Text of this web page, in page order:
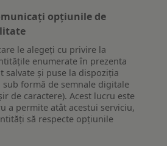
opțiunile de
le alegeți cu privire la
enumerate în prezenta
salvate și puse la dispoziția
formă de semnale digitale
de caractere). Acest lucru este
a permite atât acestui serviciu,
să respecte opțiunile